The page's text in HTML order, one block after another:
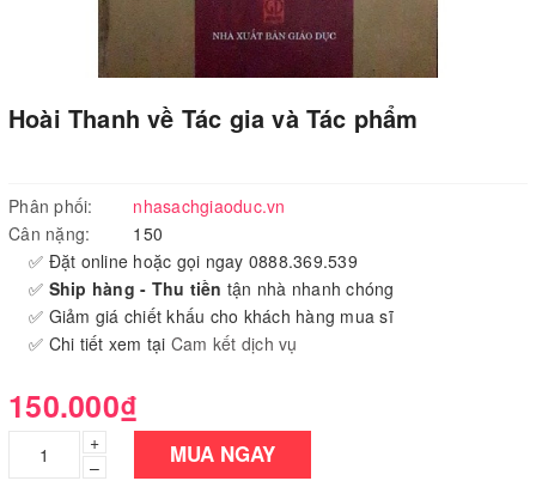
Hoài Thanh về Tác gia và Tác phẩm
Phân phối:
nhasachgiaoduc.vn
Cân nặng:
150
✅ Đặt online hoặc gọi ngay 0888.369.539
✅ Ship hàng - Thu tiền tận nhà nhanh chóng
✅ Giảm giá chiết khấu cho khách hàng mua sĩ
✅ Chi tiết xem tại Cam kết dịch vụ
150.000₫
+
–
MUA NGAY